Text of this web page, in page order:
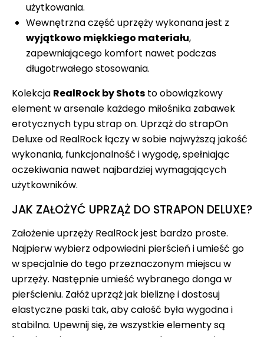
użytkowania.
Wewnętrzna część uprzęży wykonana jest z
wyjątkowo miękkiego materiału,
zapewniającego komfort nawet podczas
długotrwałego stosowania.
Kolekcja RealRock by Shots to obowiązkowy
element w arsenale każdego miłośnika zabawek
erotycznych typu strap on. Uprząż do strapOn
Deluxe od RealRock łączy w sobie najwyższą jakość
wykonania, funkcjonalność i wygodę, spełniając
oczekiwania nawet najbardziej wymagających
użytkowników.
JAK ZAŁOŻYĆ UPRZĄŻ DO STRAPON DELUXE?
Założenie uprzęży RealRock jest bardzo proste.
Najpierw wybierz odpowiedni pierścień i umieść go
w specjalnie do tego przeznaczonym miejscu w
uprzęży. Następnie umieść wybranego donga w
pierścieniu. Załóż uprząż jak bieliznę i dostosuj
elastyczne paski tak, aby całość była wygodna i
stabilna. Upewnij się, że wszystkie elementy są